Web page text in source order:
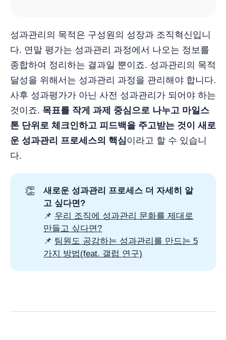
성과관리의 목적은 구성원의 성장과 조직혁신입니
다. 연말 평가는 성과관리 과정에서 나오는 정보를
종합하여 정리하는 결과일 뿐이죠. 성과관리의 목적
달성을 위해서는 성과관리 과정을 관리해야 합니다.
사후 성과평가가 아닌 사전 성과관리가 되어야 하는
것이죠. 목표를 작게 과제 중심으로 나누고 마일스
톤 단위로 체크인하고 피드백을 주고받는 것이 새로
운 성과관리 프로세스의 핵심 이라고 할 수 있습니
다.
👏
새로운 성과관리 프로세스 더 자세히 알
고 싶다면?
📌 우리 조직에 성과관리 문화를 제대로
만들고 싶다면?
📌 팀원도 공감하는 성과관리를 만드는 5
가지 방법(feat. 갤럽 연구)